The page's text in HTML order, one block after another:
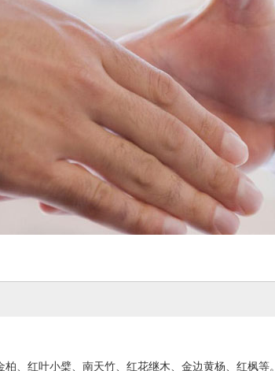
、红叶小檗、南天竹、红花继木、金边黄杨、红枫等。